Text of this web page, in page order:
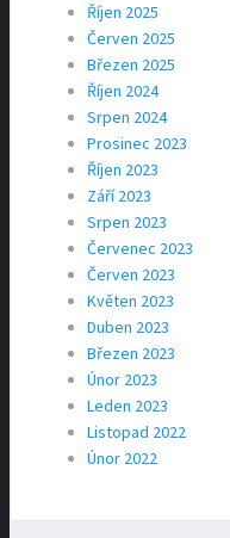
Říjen 2025
Červen 2025
Březen 2025
Říjen 2024
Srpen 2024
Prosinec 2023
Říjen 2023
Září 2023
Srpen 2023
Červenec 2023
Červen 2023
Květen 2023
Duben 2023
Březen 2023
Únor 2023
Leden 2023
Listopad 2022
Únor 2022